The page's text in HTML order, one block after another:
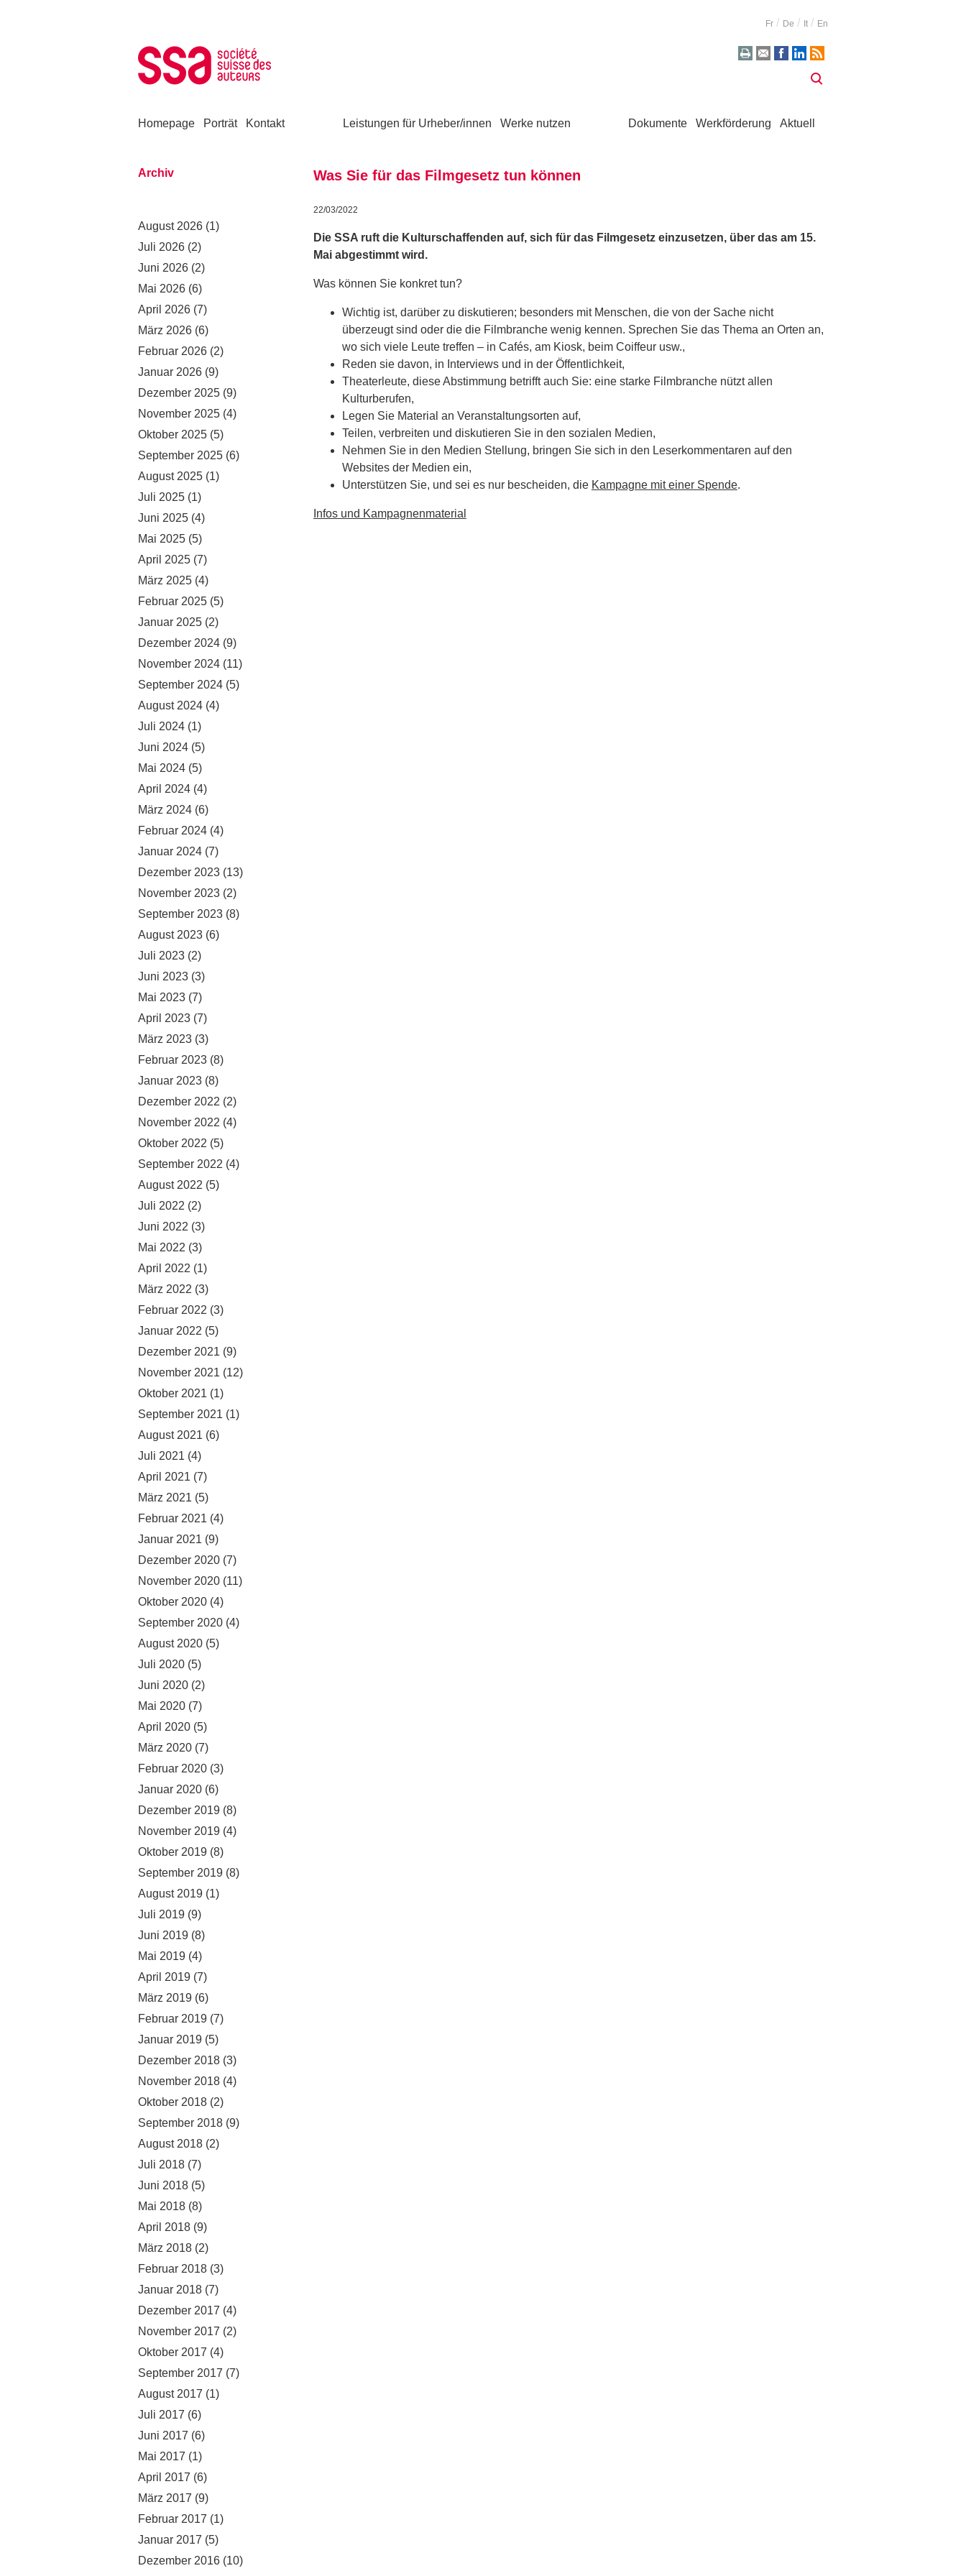
Fr De It En
Homepage Porträt Kontakt Leistungen für Urheber/innen Werke nutzen Dokumente Werkförderung Aktuell
Archiv
August 2026 (1)
Juli 2026 (2)
Juni 2026 (2)
Mai 2026 (6)
April 2026 (7)
März 2026 (6)
Februar 2026 (2)
Januar 2026 (9)
Dezember 2025 (9)
November 2025 (4)
Oktober 2025 (5)
September 2025 (6)
August 2025 (1)
Juli 2025 (1)
Juni 2025 (4)
Mai 2025 (5)
April 2025 (7)
März 2025 (4)
Februar 2025 (5)
Januar 2025 (2)
Dezember 2024 (9)
November 2024 (11)
September 2024 (5)
August 2024 (4)
Juli 2024 (1)
Juni 2024 (5)
Mai 2024 (5)
April 2024 (4)
März 2024 (6)
Februar 2024 (4)
Januar 2024 (7)
Dezember 2023 (13)
November 2023 (2)
September 2023 (8)
August 2023 (6)
Juli 2023 (2)
Juni 2023 (3)
Mai 2023 (7)
April 2023 (7)
März 2023 (3)
Februar 2023 (8)
Januar 2023 (8)
Dezember 2022 (2)
November 2022 (4)
Oktober 2022 (5)
September 2022 (4)
August 2022 (5)
Juli 2022 (2)
Juni 2022 (3)
Mai 2022 (3)
April 2022 (1)
März 2022 (3)
Februar 2022 (3)
Januar 2022 (5)
Dezember 2021 (9)
November 2021 (12)
Oktober 2021 (1)
September 2021 (1)
August 2021 (6)
Juli 2021 (4)
April 2021 (7)
März 2021 (5)
Februar 2021 (4)
Januar 2021 (9)
Dezember 2020 (7)
November 2020 (11)
Oktober 2020 (4)
September 2020 (4)
August 2020 (5)
Juli 2020 (5)
Juni 2020 (2)
Mai 2020 (7)
April 2020 (5)
März 2020 (7)
Februar 2020 (3)
Januar 2020 (6)
Dezember 2019 (8)
November 2019 (4)
Oktober 2019 (8)
September 2019 (8)
August 2019 (1)
Juli 2019 (9)
Juni 2019 (8)
Mai 2019 (4)
April 2019 (7)
März 2019 (6)
Februar 2019 (7)
Januar 2019 (5)
Dezember 2018 (3)
November 2018 (4)
Oktober 2018 (2)
September 2018 (9)
August 2018 (2)
Juli 2018 (7)
Juni 2018 (5)
Mai 2018 (8)
April 2018 (9)
März 2018 (2)
Februar 2018 (3)
Januar 2018 (7)
Dezember 2017 (4)
November 2017 (2)
Oktober 2017 (4)
September 2017 (7)
August 2017 (1)
Juli 2017 (6)
Juni 2017 (6)
Mai 2017 (1)
April 2017 (6)
März 2017 (9)
Februar 2017 (1)
Januar 2017 (5)
Dezember 2016 (10)
Was Sie für das Filmgesetz tun können
22/03/2022
Die SSA ruft die Kulturschaffenden auf, sich für das Filmgesetz einzusetzen, über das am 15.
Mai abgestimmt wird.
Was können Sie konkret tun?
Wichtig ist, darüber zu diskutieren; besonders mit Menschen, die von der Sache nicht
überzeugt sind oder die die Filmbranche wenig kennen. Sprechen Sie das Thema an Orten an,
wo sich viele Leute treffen – in Cafés, am Kiosk, beim Coiffeur usw.,
Reden sie davon, in Interviews und in der Öffentlichkeit,
Theaterleute, diese Abstimmung betrifft auch Sie: eine starke Filmbranche nützt allen
Kulturberufen,
Legen Sie Material an Veranstaltungsorten auf,
Teilen, verbreiten und diskutieren Sie in den sozialen Medien,
Nehmen Sie in den Medien Stellung, bringen Sie sich in den Leserkommentaren auf den
Websites der Medien ein,
Unterstützen Sie, und sei es nur bescheiden, die Kampagne mit einer Spende.
Infos und Kampagnenmaterial